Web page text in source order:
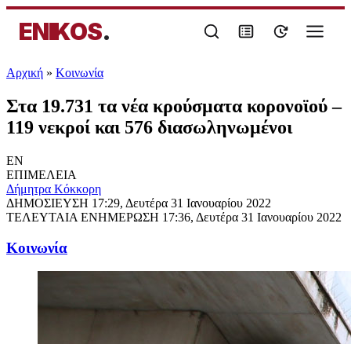
ENIKOS.
Αρχική » Κοινωνία
Στα 19.731 τα νέα κρούσματα κορονοϊού –
119 νεκροί και 576 διασωληνωμένοι
EN
ΕΠΙΜΕΛΕΙΑ
Δήμητρα Κόκκορη
ΔΗΜΟΣΙΕΥΣΗ 17:29, Δευτέρα 31 Ιανουαρίου 2022
ΤΕΛΕΥΤΑΙΑ ΕΝΗΜΕΡΩΣΗ 17:36, Δευτέρα 31 Ιανουαρίου 2022
Κοινωνία